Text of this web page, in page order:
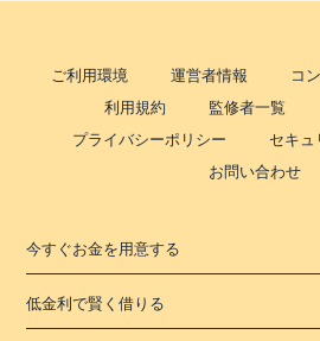
ご利用環境 運営者情報
コ
利用規約
監修者一覧
プライバシーポリシー
セキュ
お問い合わせ
今すぐお金を用意する
低金利で賢く借りる